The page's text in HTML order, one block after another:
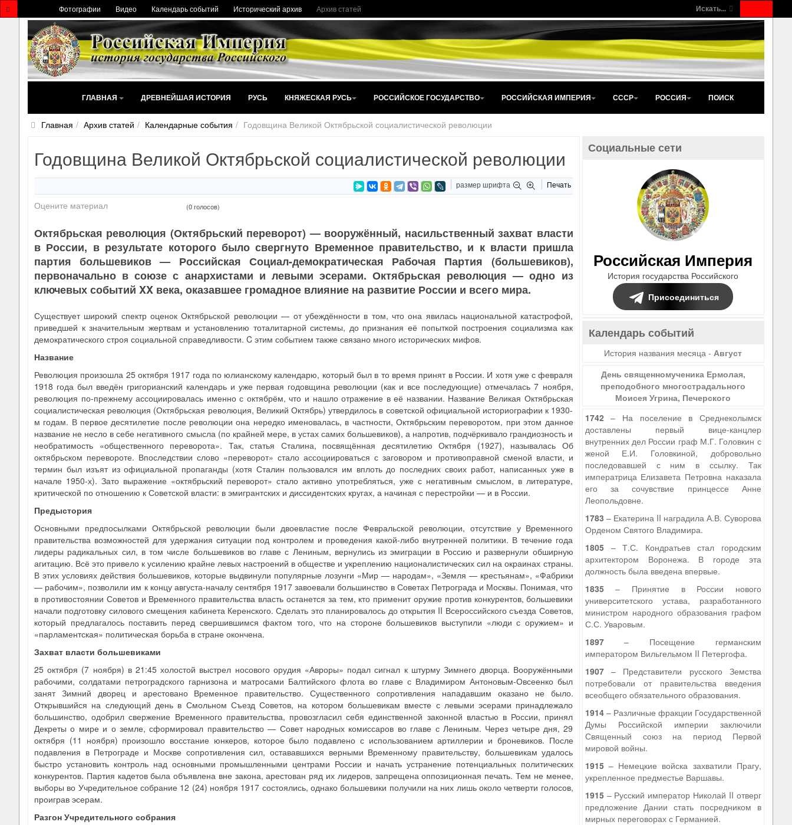
Искать...
Фотографии Видео Календарь событий Исторический архив Архив статей
ГЛАВНАЯ ДРЕВНЕЙШАЯ ИСТОРИЯ РУСЬ КНЯЖЕСКАЯ РУСЬ РОССИЙСКОЕ ГОСУДАРСТВО РОССИЙСКАЯ ИМПЕРИЯ СССР РОССИЯ ПОИСК
Главная Архив статей Календарные события Годовщина Великой Октябрьской социалистической революции
Годовщина Великой Октябрьской социалистической революции
размер шрифта Печать
Оцените материал (0 голосов)
Октябрьская революция (Октябрьский переворот) — вооружённый, насильственный захват власти
в России, в результате которого было свергнуто Временное правительство, и к власти пришла
партия большевиков — Российская Социал-демократическая Рабочая Партия (большевиков),
первоначально в союзе с анархистами и левыми эсерами. Октябрьская революция — одно из
ключевых событий XX века, оказавшее громадное влияние на развитие России и всего мира.
Существует широкий спектр оценок Октябрьской революции — от убеждённости в том, что она явилась национальной катастрофой,
приведшей к значительным жертвам и установлению тоталитарной системы, до признания её попыткой построения социализма как
демократического строя социальной справедливости. C этим событием также связано много исторических мифов.
Название
Революция произошла 25 октября 1917 года по юлианскому календарю, который был в то время принят в России. И хотя уже с февраля
1918 года был введён григорианский календарь и уже первая годовщина революции (как и все последующие) отмечалась 7 ноября,
революция по-прежнему ассоциировалась именно с октябрём, что и нашло отражение в её названии. Название Великая Октябрьская
социалистическая революция (Октябрьская революция, Великий Октябрь) утвердилось в советской официальной историографии к 1930-
м годам. В первое десятилетие после революции она нередко именовалась, в частности, Октябрьским переворотом, при этом данное
название не несло в себе негативного смысла (по крайней мере, в устах самих большевиков), а напротив, подчёркивало грандиозность и
необратимость «общественного переворота». Так, статья Сталина, посвящённая десятилетию Октября (1927), называлась Об
октябрьском перевороте. Впоследствии слово «переворот» стало ассоциироваться с заговором и противоправной сменой власти, и
термин был изъят из официальной пропаганды (хотя Сталин пользовался им вплоть до последних своих работ, написанных уже в
начале 1950-х). Зато выражение «октябрьский переворот» стало активно употребляться, уже с негативным смыслом, в литературе,
критической по отношению к Советской власти: в эмигрантских и диссидентских кругах, а начиная с перестройки — и в России.
Предыстория
Основными предпосылками Октябрьской революции были двоевластие после Февральской революции, отсутствие у Временного
правительства возможностей для удержания ситуации под контролем и проведения какой-либо внутренней политики. В течение года
лидеры радикальных сил, в том числе большевиков во главе с Лениным, вернулись из эмиграции в Россию и развернули обширную
агитацию. Всё это привело к усилению крайне левых настроений в обществе и укреплению националистических сил на окраинах страны.
В этих условиях действия большевиков, которые выдвинули популярные лозунги «Мир — народам», «Земля — крестьянам», «Фабрики
— рабочим», позволили им к концу августа-началу сентября 1917 завоевали большинство в Советах Петрограда и Москвы. Понимая, что
в противостоянии Советов и Временного правительства власть останется за тем, кто применит оружие против конкурентов, большевики
начали подготовку силового смещения кабинета Керенского. Сделать это планировалось до открытия II Всероссийского съезда Советов,
который предлагалось поставить перед свершившимся фактом того, что на стороне большевиков выступили «люди с оружием» и
«парламентская» политическая борьба в стране окончена.
Захват власти большевиками
25 октября (7 ноября) в 21:45 холостой выстрел носового орудия «Авроры» подал сигнал к штурму Зимнего дворца. Вооружёнными
рабочими, солдатами петроградского гарнизона и матросами Балтийского флота во главе с Владимиром Антоновым-Овсеенко был
занят Зимний дворец и арестовано Временное правительство. Существенного сопротивления нападавшим оказано не было.
Открывшийся на следующий день в Смольном Съезд Советов, на котором большевикам вместе с левыми эсерами принадлежало
большинство, одобрил свержение Временного правительства, провозгласил себя единственной законной властью в России, принял
Декреты о мире и о земле, сформировал правительство — Совет народных комиссаров во главе с Лениным. Через четыре дня, 29
октября (11 ноября) произошло восстание юнкеров, которое было подавлено с использованием артиллерии и броневиков. После
подавления в Петрограде и Москве сопротивления сил, остававшихся верными Временному правительству, большевикам удалось
быстро установить контроль над основными промышленными центрами России и начать устранение потенциальных политических
конкурентов. Партия кадетов была объявлена вне закона, арестован ряд их лидеров, запрещена оппозиционная печать. Тем не менее,
выборы во Учредительное собрание 12 (24) ноября 1917 состоялись, однако большевики получили на них лишь около четверти голосов,
проиграв эсерам.
Разгон Учредительного собрания
Социальные сети
Российская Империя
История государства Российского
Присоединиться
Календарь событий
История названия месяца -Август
День священномученика Ермолая,
преподобного многострадального
Моисея Угрина, Печерского
1742– На поселение в Среднеколымск
доставлены первый вице-канцлер
внутренних дел России граф М.Г. Головкин с
женой Е.И. Головкиной, добровольно
последовавшей с ним в ссылку. Так
императрица Елизавета Петровна наказала
его за сочувствие принцессе Анне
Леопольдовне.
1783 – Екатерина II наградила А.В. Суворова
Орденом Святого Владимира.
1805– Т.С. Кондратьев стал городским
архитектором Воронежа. В городе эта
должность была введена впервые.
1835– Принятие в России нового
университетского устава, разработанного
министром народного образования графом
С.С. Уваровым.
1897– Посещение германским
императором Вильгельмом II Петергофа.
1907– Представители русского Земства
потребовали от правительства введения
всеобщего обязательного образования.
1914– Различные фракции Государственной
Думы Российской империи заключили
Священный союз на период Первой
мировой войны.
1915– Немецкие войска захватили Прагу,
укрепленное предместье Варшавы.
1915– Русский император Николай II отверг
предложение Дании стать посредником в
мирных переговорах с Германией.